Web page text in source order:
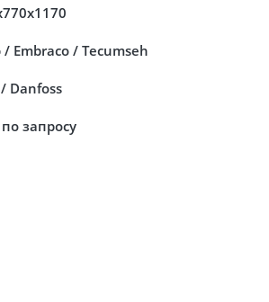
/ Embraco / Tecumseh
Danfoss
запросу